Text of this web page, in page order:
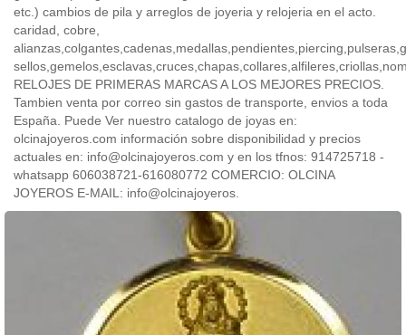
etc.) cambios de pila y arreglos de joyeria y relojeria en el acto.
caridad, cobre,
RELOJES DE PRIMERAS MARCAS A LOS MEJORES PRECIOS.
Tambien venta por correo sin gastos de transporte, envios a toda
España. Puede Ver nuestro catalogo de joyas en:
olcinajoyeros.com información sobre disponibilidad y precios
actuales en: info@olcinajoyeros.com y en los tfnos: 914725718 -
whatsapp 606038721-616080772 COMERCIO: OLCINA
JOYEROS E-MAIL: info@olcinajoyeros.